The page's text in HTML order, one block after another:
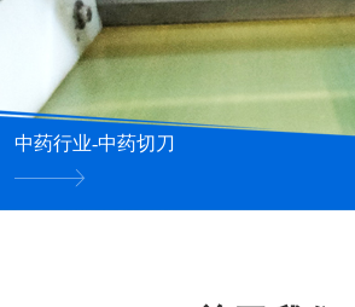
中药行业-中药切刀